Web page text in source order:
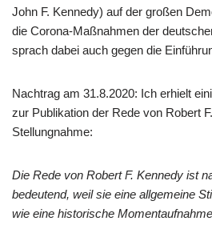
John F. Kennedy) auf der großen
die Corona-Maßnahmen der
sprach dabei auch gegen die
Nachtrag am 31.8.2020: Ich erhielt
zur Publikation der Rede von Robert
Stellungnahme:
Die Rede von Robert F. Kennedy ist
bedeutend, weil sie eine allgemeine
wie eine historische